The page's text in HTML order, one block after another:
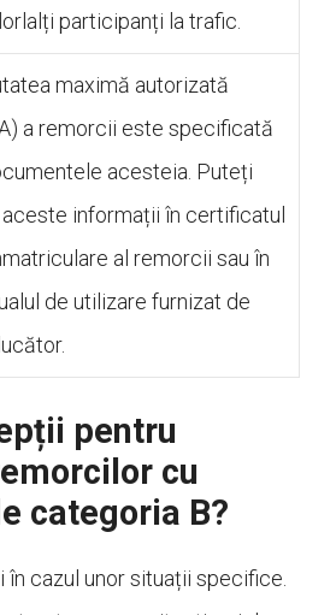
participanți la trafic.
maximă autorizată
a remorcii este specificată
acesteia. Puteți
informații în certificatul
al remorcii sau în
de utilizare furnizat de
pentru
cu
categoria B?
cazul unor situații specifice.